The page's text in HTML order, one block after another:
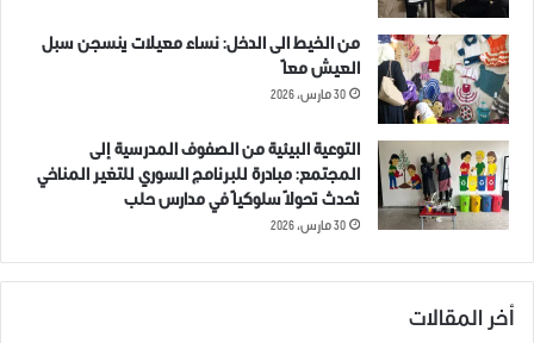
من الخيط الى الدخل: نساء معيلات ينسجن سبل
العيش معاً
30 مارس، 2026
التوعية البيئية من الصفوف المدرسية إلى
المجتمع: مبادرة للبرنامج السوري للتغير المناخي
تُحدث تحولاً سلوكياً في مدارس حلب
30 مارس، 2026
أخر المقالات